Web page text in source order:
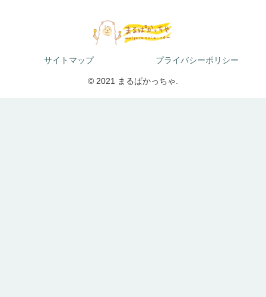
サイトマップ プライバシーポリシー
© 2021 まるぱかっちゃ.